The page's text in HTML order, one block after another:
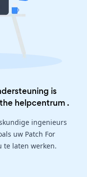
is
helpcentrum .
ingenieurs
uw Patch For
te laten werken.